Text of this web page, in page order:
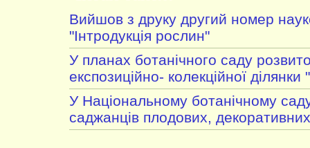
Вийшов з друку другий номер
"Інтродукція рослин"
У планах ботанічного саду
експозиційно- колекційної
У Національному ботанічному
саджанців плодових,